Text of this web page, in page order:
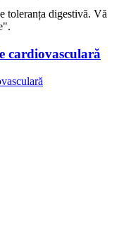
toleranța digestivă. Vă
cardiovasculară